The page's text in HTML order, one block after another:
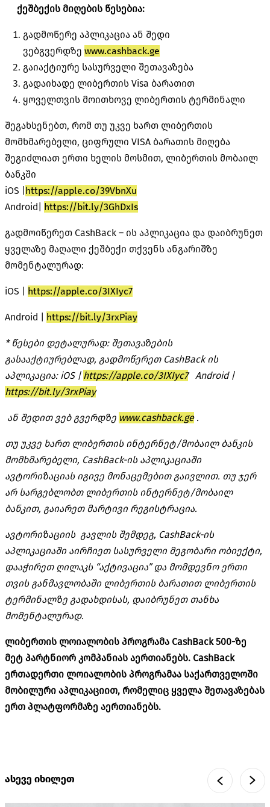
ქეშბექის მიღების წესებია:
გადმოწერე აპლიკაცია ან შედი
ვებგვერდზე www.cashback.ge
გაიაქტიურე სასურველი შეთავაზება
გადაიხადე ლიბერთის Visa ბარათით
ყოველთვის მოითხოვე ლიბერთის ტერმინალი
შეგახსენებთ, რომ თუ უკვე ხართ ლიბერთის
მომხმარებელი, ციფრული VISA ბარათის მიღება
შეგიძლიათ ერთი ხელის მოსმით, ლიბერთის მობაილ
ბანკში
iOS | https://apple.co/39VbnXu
Android| https://bit.ly/3GhDxIs
გადმოიწერეთ CashBack – ის აპლიკაცია და დაიბრუნეთ
ყველაზე მაღალი ქეშბექი თქვენს ანგარიშზე
მომენტალურად:
iOS | https://apple.co/3IXIyc7
Android | https://bit.ly/3rxPiay
* წესები დეტალურად: შეთავაზების
გასააქტიურებლად, გადმოწერეთ CashBack ის
აპლიკაცია: iOS | https://apple.co/3IXIyc7Android |
https://bit.ly/3rxPiay
ან შედით ვებ გვერდზე www.cashback.ge.
თუ უკვე ხართ ლიბერთის ინტერნეტ/მობაილ ბანკის
მომხმარებელი, CashBack-ის აპლიკაციაში
ავტორიზაციას იგივე მონაცემებით გაივლით. თუ ჯერ
არ სარგებლობთ ლიბერთის ინტერნეტ/მობაილ
ბანკით, გაიარეთ მარტივი რეგისტრაცია.
ავტორიზაციის გავლის შემდეგ, CashBack-ის
აპლიკაციაში აირჩიეთ სასურველი მეგობარი ობიექტი,
დააჭირეთ ღილაკს “აქტივაცია” და მომდევნო ერთი
თვის განმავლობაში ლიბერთის ბარათით ლიბერთის
ტერმინალზე გადახდისას, დაიბრუნეთ თანხა
მომენტალურად.
ლიბერთის ლოიალობის პროგრამა CashBack 500-ზე
მეტ პარტნიორ კომპანიას აერთიანებს. CashBack
ერთადერთი ლოიალობის პროგრამაა საქართველოში
მობილური აპლიკაციით, რომელიც ყველა შეთავაზებას
ერთ პლატფორმაზე აერთიანებს.
ასევე იხილეთ